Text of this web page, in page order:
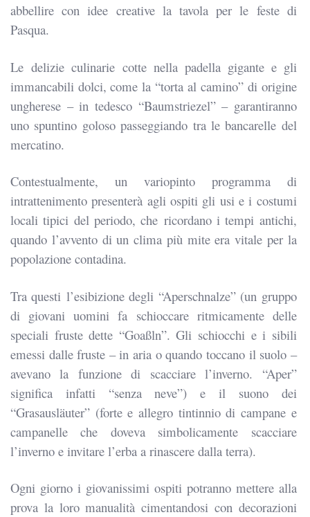
abbellire con idee creative la tavola per le feste di
Pasqua.
Le delizie culinarie cotte nella padella gigante e gli
immancabili dolci, come la “torta al camino” di origine
ungherese – in tedesco “Baumstriezel” – garantiranno
uno spuntino goloso passeggiando tra le bancarelle del
mercatino.
Contestualmente, un variopinto programma di
intrattenimento presenterà agli ospiti gli usi e i costumi
locali tipici del periodo, che ricordano i tempi antichi,
quando l’avvento di un clima più mite era vitale per la
popolazione contadina.
Tra questi l’esibizione degli “Aperschnalze” (un gruppo
di giovani uomini fa schioccare ritmicamente delle
speciali fruste dette “Goaßln”. Gli schiocchi e i sibili
emessi dalle fruste – in aria o quando toccano il suolo –
avevano la funzione di scacciare l’inverno. “Aper”
significa infatti “senza neve”) e il suono dei
“Grasausläuter” (forte e allegro tintinnio di campane e
campanelle che doveva simbolicamente scacciare
l’inverno e invitare l’erba a rinascere dalla terra).
Ogni giorno i giovanissimi ospiti potranno mettere alla
prova la loro manualità cimentandosi con decorazioni